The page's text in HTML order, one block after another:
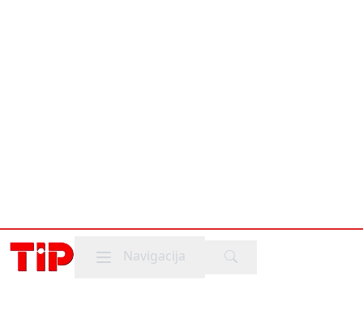
Mobile menu
Navigacija